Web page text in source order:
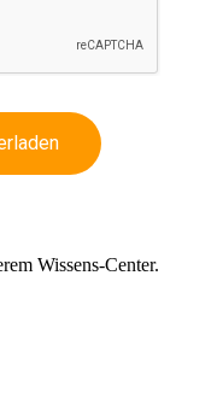
Wissens-Center.